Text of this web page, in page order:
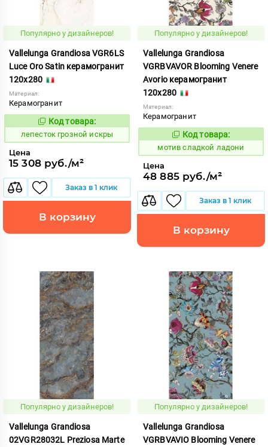
Популярно у дизайнеров!
Vallelunga Grandiosa VGR6LS
Luce Oro Satin керамогранит
120x280
Материал:
Керамогранит
862159
Код товара:
лепесток грозной искры
Цена
15 308 руб./м²
Заказ в 1 клик
В корзину
Популярно у дизайнеров!
Vallelunga Grandiosa
VGRBVAVOR Blooming Venere
Avorio керамогранит
120x280
Материал:
Керамогранит
1042667
Код товара:
мотив сладкой ладони
Цена
48 885 руб./м²
Заказ в 1 клик
В корзину
Популярно у дизайнеров!
Vallelunga Grandiosa
02VGR28032L Preziosa Marte
Популярно у дизайнеров!
Vallelunga Grandiosa
VGRBVAVIO Blooming Venere